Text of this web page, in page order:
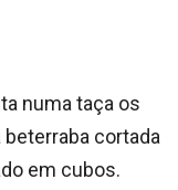
numa taça os
cortada
em cubos.